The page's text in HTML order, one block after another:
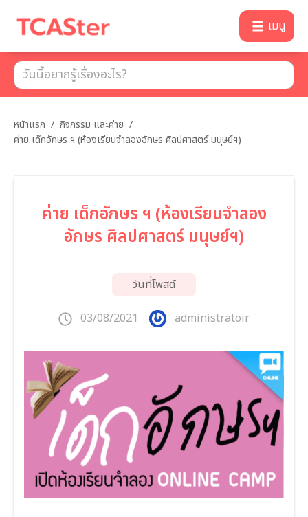
เมนู
หน้าแรก / กิจกรรม และค่าย /
ค่าย เด็กอักษร ฯ (ห้องเรียนจำลองอักษร ศิลปศาสตร์ มนุษย์ฯ)
ค่าย เด็กอักษร ฯ (ห้องเรียนจำลอง
อักษร ศิลปศาสตร์ มนุษย์ฯ)
วันที่โพสต์
03/08/2021 administratoir